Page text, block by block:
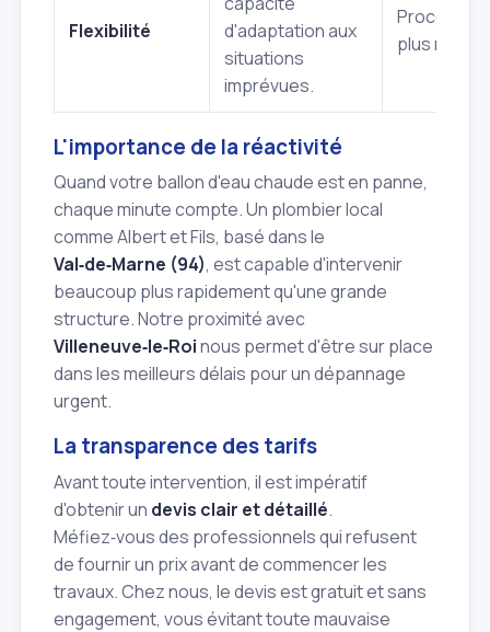
Flexibilité
d'adaptation aux
situations
imprévues.
plus
L'importance de la réactivité
Quand votre ballon d'eau chaude est en panne,
chaque minute compte. Un plombier local
comme Albert et Fils, basé dans le
Val‑de‑Marne (94), est capable d'intervenir
beaucoup plus rapidement qu'une grande
structure. Notre proximité avec
Villeneuve‑le‑Roinous permet d'être sur place
dans les meilleurs délais pour un dépannage
urgent.
La transparence des tarifs
Avant toute intervention, il est impératif
d'obtenir un devis clair et détaillé.
Méfiez‑vous des professionnels qui refusent
de fournir un prix avant de commencer les
travaux. Chez nous, le devis est gratuit et sans
engagement, vous évitant toute mauvaise